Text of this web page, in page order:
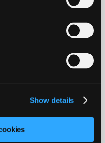
Show details
personal
your consent.